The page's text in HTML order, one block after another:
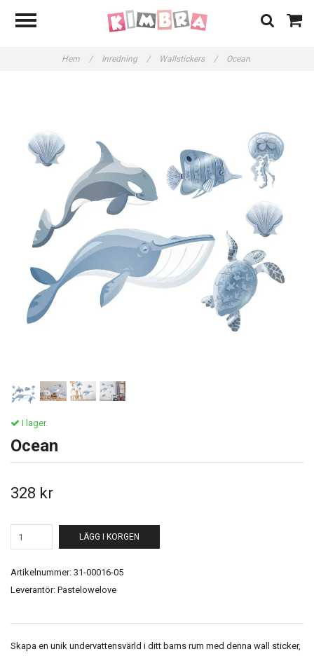
Hem / Inredning / Wallstickers / Ocean
I lager.
Ocean
328 kr
LÄGG I KORGEN
Artikelnummer: 31-00016-05
Leverantör: Pastelowelove
Skapa en unik undervattensvärld i ditt barns rum med denna wall sticker,